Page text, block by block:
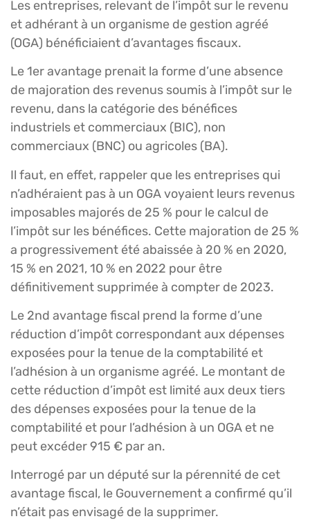
Les entreprises, relevant de l’impôt sur le revenu
et adhérant à un organisme de gestion agréé
(OGA) bénéficiaient d’avantages fiscaux.
Le 1er avantage prenait la forme d’une absence
de majoration des revenus soumis à l’impôt sur le
revenu, dans la catégorie des bénéfices
industriels et commerciaux (BIC), non
commerciaux (BNC) ou agricoles (BA).
Il faut, en effet, rappeler que les entreprises qui
n’adhéraient pas à un OGA voyaient leurs revenus
imposables majorés de 25 % pour le calcul de
l’impôt sur les bénéfices. Cette majoration de 25 %
a progressivement été abaissée à 20 % en 2020,
15 % en 2021, 10 % en 2022 pour être
définitivement supprimée à compter de 2023.
Le 2nd avantage fiscal prend la forme d’une
réduction d’impôt correspondant aux dépenses
exposées pour la tenue de la comptabilité et
l’adhésion à un organisme agréé. Le montant de
cette réduction d’impôt est limité aux deux tiers
des dépenses exposées pour la tenue de la
comptabilité et pour l’adhésion à un OGA et ne
peut excéder 915 € par an.
Interrogé par un député sur la pérennité de cet
avantage fiscal, le Gouvernement a confirmé qu’il
n’était pas envisagé de la supprimer.